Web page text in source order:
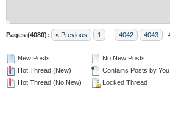
Pages (4080): « Previous 1 4042 4043
New Posts
Hot Thread (New)
Hot Thread (No New)
No New Posts
Contains Posts by You
Locked Thread